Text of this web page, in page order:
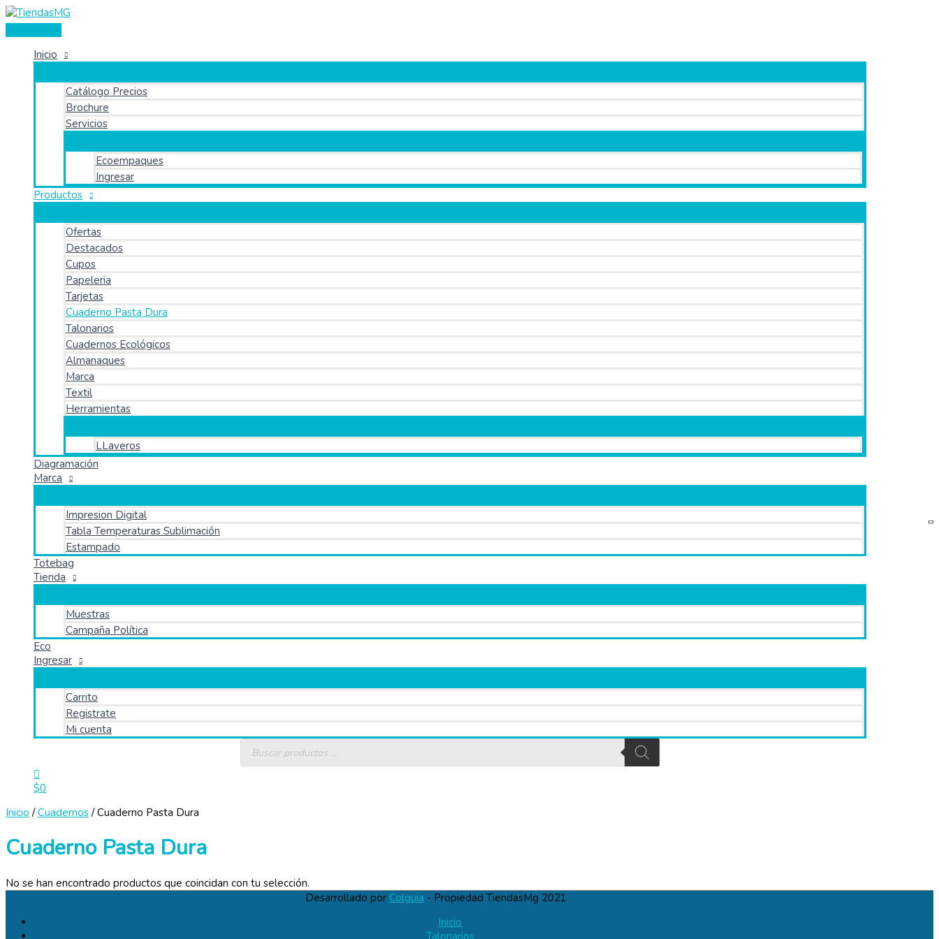
Ir
al
contenido
Menú
principal
Inicio
Catálogo Precios
Brochure
Servicios
Ecoempaques
Ingresar
Productos
Ofertas
Destacados
Cupos
Papeleria
Tarjetas
Cuaderno Pasta Dura
Talonarios
Cuadernos Ecológicos
Almanaques
Marca
Textil
Herramientas
LLaveros
Diagramación
Marca
Impresion Digital
Tabla Temperaturas Sublimación
Estampado
Totebag
Tienda
Muestras
Campaña Política
Eco
Ingresar
Carrito
Registrate
Mi cuenta
Buscar
por:
Búsqueda
productos
Buscar
$0
Inicio /Cuadernos/ Cuaderno Pasta Dura
Cuaderno Pasta Dura
No se han encontrado productos que coincidan con tu selección.
Desarrollado por Colguia - Propiedad TiendasMg 2021
Inicio